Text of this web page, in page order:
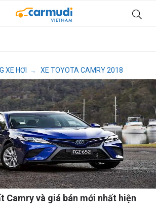
XE HƠI → XE TOYOTA CAMRY 2018
Camry và giá bán mới nhất hiện